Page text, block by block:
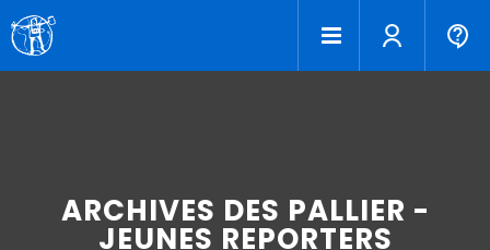
ARCHIVES DES PALLIER -
JEUNES REPORTERS